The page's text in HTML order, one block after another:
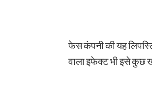
फेस कंपनी की यह
वाला इफेक्ट भी इसे कुछ